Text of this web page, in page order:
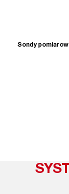
Sondy